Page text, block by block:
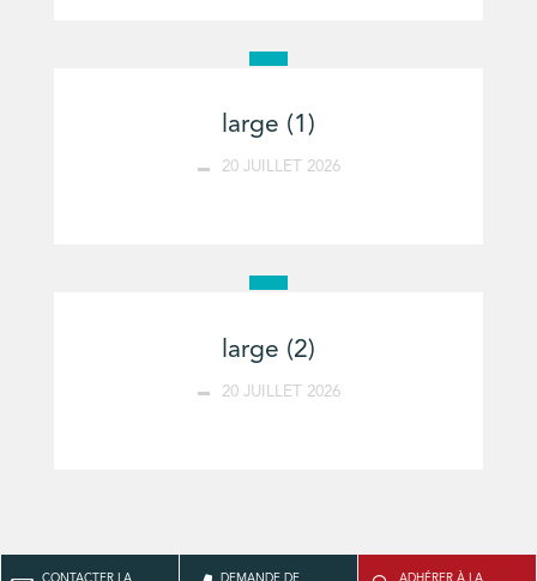
large (1)
20 JUILLET 2026
large (2)
20 JUILLET 2026
CONTACTER LA
DEMANDE DE
ADHÉRER À LA